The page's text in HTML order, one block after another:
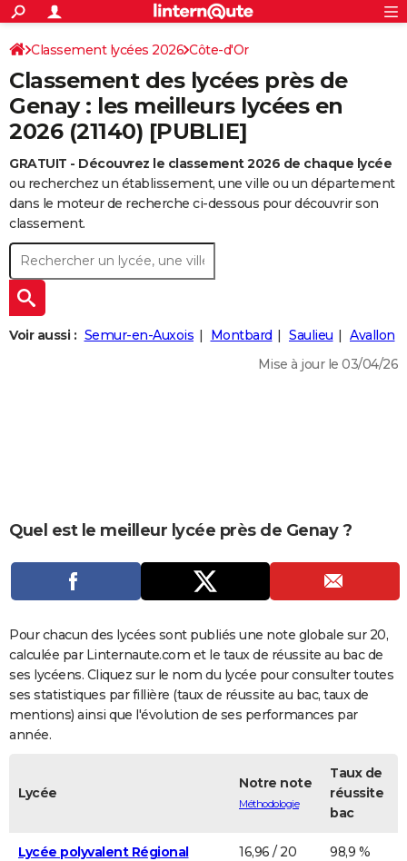
ACTUALITÉS
Politique
Société
Faits Divers
Education
Monde
Villes
+
SPORT
Coupe du monde 2026
Football
Tennis
Cyclisme
Rugby
Forum
Programme TV
TNT
Streaming
Cinéma
Sorties cinéma
Musique
+
FINANCE
Retraite
Impôts
Epargne
Immobilier
Risques naturels par ville
Banque
Assurance
Crédit
AUTO
Essais
Réserver un essai
Citadines
Berlines
SUV
Forum auto
+
HIGH-TECH
BRICOLAGE
Forum
Aménagement intérieur
Extérieur
Cuisine
Salle de bains
Jardinage
Rangement
+WEEK-END
Guides de France
Escapades
Patrimoine
Expositions
Musées
Week-end nature
+
LIFESTYLE
CARTE DE VOEUX
Carte de Noël
Carte Bonne année
Carte Saint-Valentin
Carte Pâques
Carte d'anniversaire
DICTIONNAIRE
COPAINS D'AVANT
S'inscrire
Se connecter
Lycées
Collèges
Primaires
Universités
Entreprises
Service militaire
Avis de recherche
AVIS DE DÉCÈS
FORUM
S'inscrire
Connexion
Classement lycées 2026 Côte-d'Or
Classement des lycées près de
Genay : les meilleurs lycées en
2026 (21140) [PUBLIE]
GRATUIT - Découvrez le classement 2026 de chaque lycée
ou recherchez un établissement, une ville ou un département
dans le moteur de recherche ci-dessous pour découvrir son
classement.
Voir aussi : Semur-en-Auxois Montbard Saulieu
Avallon
Mise à jour le 03/04/26
Quel est le meilleur lycée près de Genay ?
Pour chacun des lycées sont publiés une note globale sur 20,
calculée par Linternaute.com et le taux de réussite au bac de
ses lycéens. Cliquez sur le nom du lycée pour consulter toutes
ses statistiques par fillière (taux de réussite au bac, taux de
mentions) ainsi que l'évolution de ses performances par
année.
Lycée
Notre note
Méthodologie
Taux de
réussite
bac
Lycée polyvalent Régional
16,96 / 20 98,9 %